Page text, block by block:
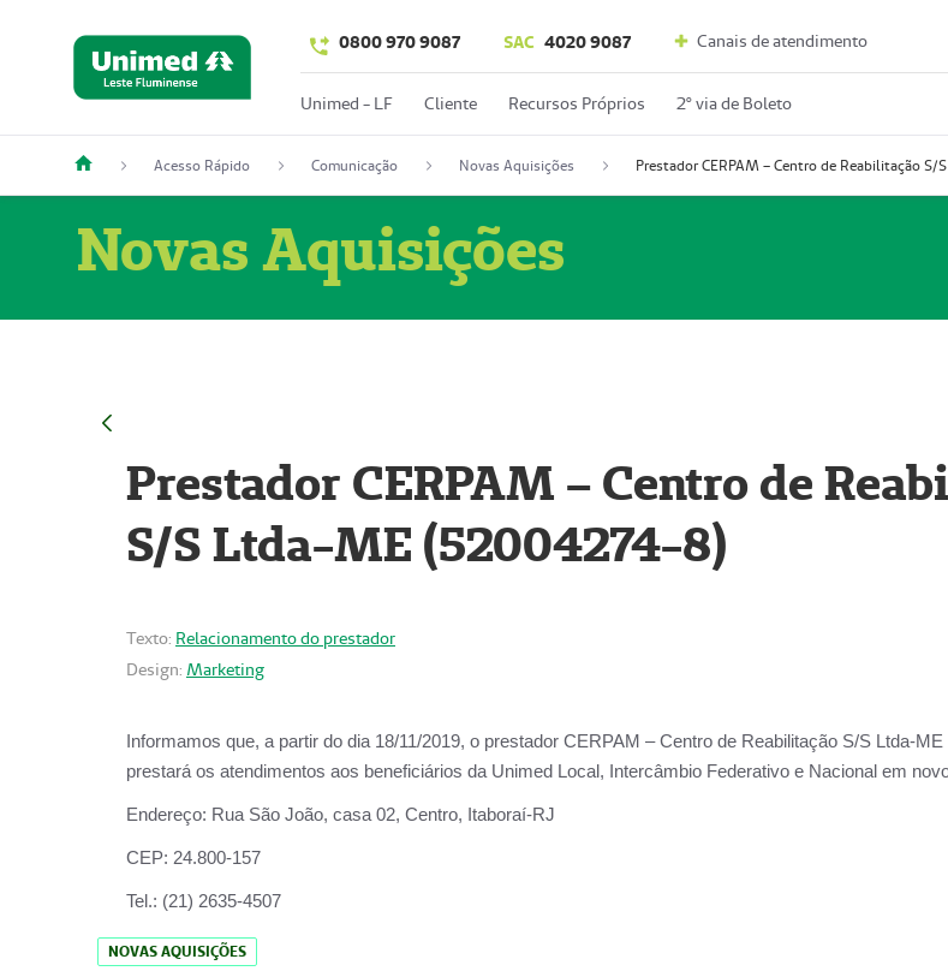
0800 970 9087 SAC 4020 9087 Canais de atendimento
Unimed - LF Cliente Recursos Próprios 2º via de Boleto
Acesso Rápido Comunicação Novas Aquisições
Novas Aquisições
Prestador CERPAM – Centro de
S/S Ltda-ME (52004274-8)
Texto: Relacionamento do prestador
Design: Marketing
Informamos que, a partir do dia 18/11/2019, o prestador CERPAM – Centro de Reabilitação S/S Ltda-ME
prestará os atendimentos aos beneficiários da Unimed Local, Intercâmbio Federativo e Nacional em
Endereço: Rua São João, casa 02, Centro, Itaboraí-RJ
CEP: 24.800-157
Tel.: (21) 2635-4507
NOVAS AQUISIÇÕES